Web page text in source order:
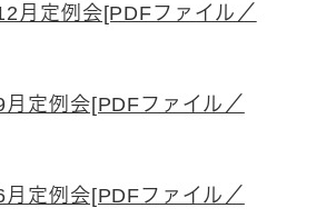
定例会[PDFファイル／
定例会[PDFファイル／
定例会[PDFファイル／